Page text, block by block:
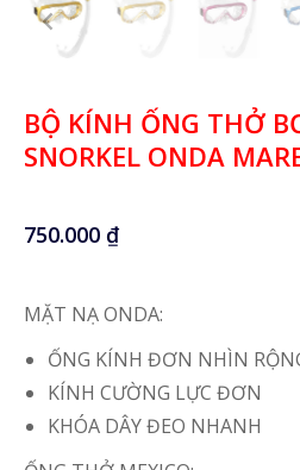
BỘ KÍNH ỐNG THỞ
SNORKEL ONDA
750.000 ₫
MẶT NẠ ONDA:
ỐNG KÍNH ĐƠN NHÌN
KÍNH CƯỜNG LỰC ĐƠN
KHÓA DÂY ĐEO NHANH